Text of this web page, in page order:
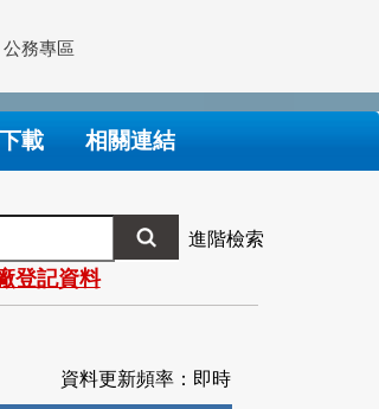
公務專區
載 相關連結
進階檢索
登記資料
資料更新頻率：即時